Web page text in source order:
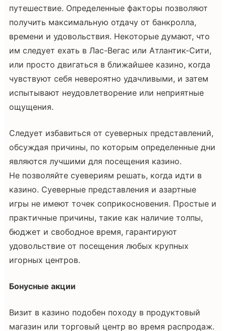
путешествие. Определенные факторы позволяют
получить максимальную отдачу от банкролла,
времени и удовольствия. Некоторые думают, что
им следует ехать в Лас-Вегас или Атлантик-Сити,
или просто двигаться в ближайшее казино, когда
чувствуют себя невероятно удачливыми, и затем
испытывают неудовлетворение или неприятные
ощущения.
Следует избавиться от суеверных представлений,
обсуждая причины, по которым определенные дни
являются лучшими для посещения казино.
Не позволяйте суевериям решать, когда идти в
казино. Суеверные представления и азартные
игры не имеют точек соприкосновения. Простые и
практичные причины, такие как наличие толпы,
бюджет и свободное время, гарантируют
удовольствие от посещения любых крупных
игорных центров.
Бонусные акции
Визит в казино подобен походу в продуктовый
магазин или торговый центр во время распродаж.